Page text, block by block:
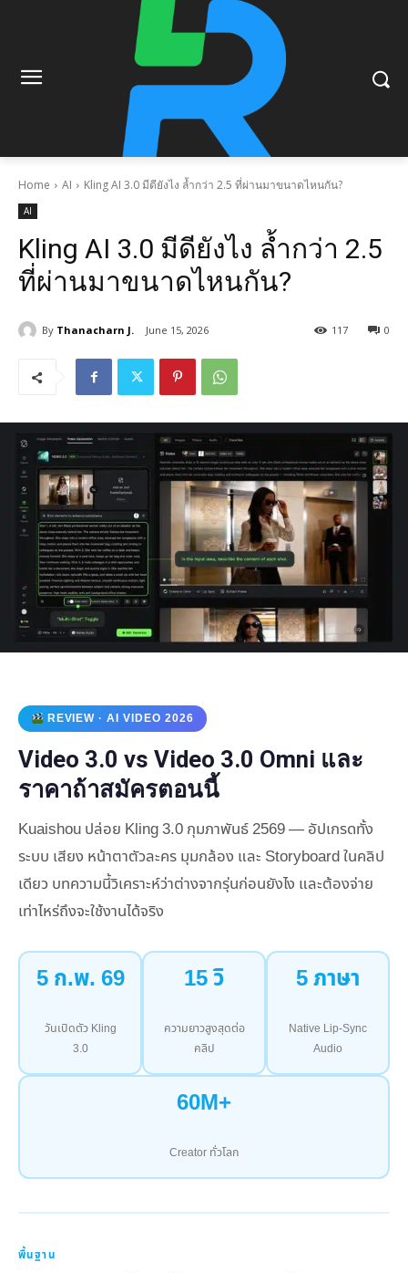
Home AI Kling AI 3.0 มีดียังไง ล้ำกว่า 2.5 ที่ผ่านมาขนาดไหนกัน?
AI
Kling AI 3.0 มีดียังไง ล้ำกว่า 2.5
ที่ผ่านมาขนาดไหนกัน?
By Thanacharn J. June 15, 2026 0
117
REVIEW · AI VIDEO 2026
Video 3.0 vs Video 3.0 Omni และ
ราคาถ้าสมัครตอนนี้
Kuaishou ปล่อย Kling 3.0 กุมภาพันธ์ 2569 — อัปเกรดทั้ง
ระบบ เสียง หน้าตาตัวละคร มุมกล้อง และ Storyboard ในคลิป
เดียว บทความนี้วิเคราะห์ว่าต่างจากรุ่นก่อนยังไง และต้องจ่าย
เท่าไหร่ถึงจะใช้งานได้จริง
5 ก.พ. 69
วันเปิดตัว Kling
3.0
15 วิ
ความยาวสูงสุดต่อ
คลิป
5 ภาษา
Native Lip-Sync
Audio
60M+
Creator ทั่วโลก
พื้นฐาน